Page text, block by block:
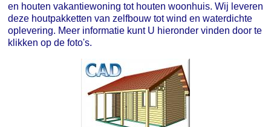
en houten vakantiewoning tot houten woonhuis. Wij leveren
deze houtpakketten van zelfbouw tot wind en waterdichte
oplevering. Meer informatie kunt U hieronder vinden door te
klikken op de foto's.